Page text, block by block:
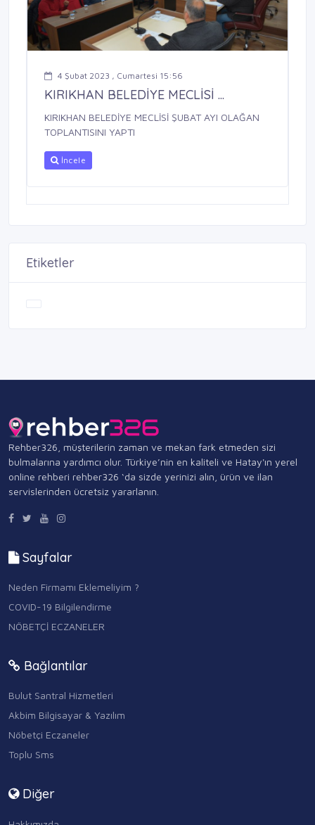
4 Şubat 2023 , Cumartesi 15:56
KIRIKHAN BELEDİYE MECLİSİ ...
KIRIKHAN BELEDİYE MECLİSİ ŞUBAT AYI OLAĞAN
TOPLANTISINI YAPTI
İncele
Etiketler
Rehber326, müşterilerin zaman ve mekan fark etmeden sizi
bulmalarına yardımcı olur. Türkiye’nin en kaliteli ve Hatay'ın yerel
online rehberi rehber326 ‘da sizde yerinizi alın, ürün ve ilan
servislerinden ücretsiz yararlanın.
Sayfalar
Neden Firmamı Eklemeliyim ?
COVID-19 Bilgilendirme
NÖBETÇİ ECZANELER
Bağlantılar
Bulut Santral Hizmetleri
Akbim Bilgisayar & Yazılım
Nöbetçi Eczaneler
Toplu Sms
Diğer